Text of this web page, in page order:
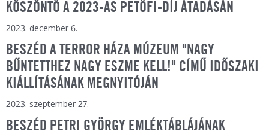
KÖSZÖNTŐ A 2023-AS PETŐFI-DÍJ ÁTADÁSÁN
2023. december 6.
BESZÉD A TERROR HÁZA MÚZEUM "NAGY
BŰNTETTHEZ NAGY ESZME KELL!" CÍMŰ IDŐSZAKI
KIÁLLÍTÁSÁNAK MEGNYITÓJÁN
2023. szeptember 27.
BESZÉD PETRI GYÖRGY EMLÉKTÁBLÁJÁNAK